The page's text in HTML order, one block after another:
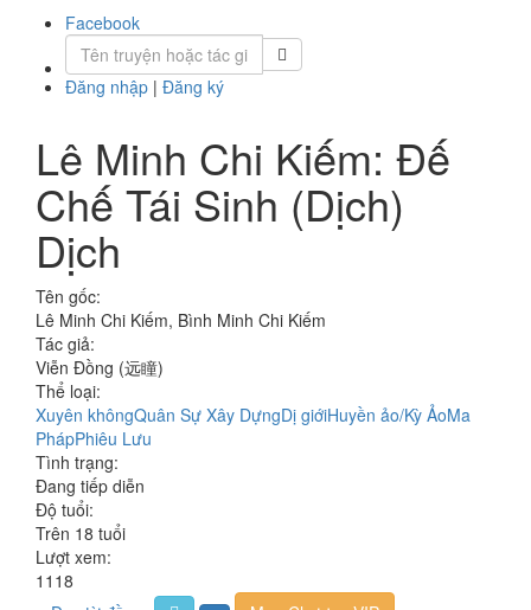
Facebook
Đăng nhập | Đăng ký
Lê Minh Chi Kiếm: Đế
Chế Tái Sinh (Dịch)
Dịch
Tên gốc:
Lê Minh Chi Kiếm, Bình Minh Chi Kiếm
Tác giả:
Viễn Đồng (远瞳)
Thể loại:
Xuyên khôngQuân Sự Xây DựngDị giớiHuyền ảo/Kỳ ẢoMa
PhápPhiêu Lưu
Tình trạng:
Đang tiếp diễn
Độ tuổi:
Trên 18 tuổi
Lượt xem:
1118